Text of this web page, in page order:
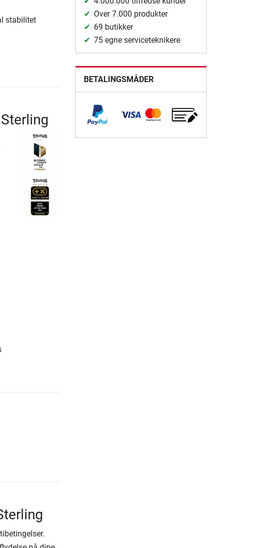
stabilitet
Over 7.000 produkter
69 butikker
75 egne serviceteknikere
BETALINGSMÅDER